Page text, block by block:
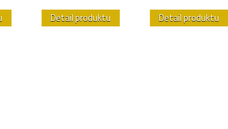
Detail produktu Detail produktu